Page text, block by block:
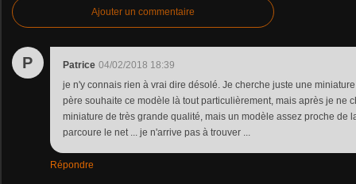
Ajouter un commentaire
P Patrice 04/02/2018 18:39
je n'y connais rien à vrai dire désolé. Je cherche juste une
père souhaite ce modèle là tout particulièrement, mais après je ne
miniature de très grande qualité, mais un modèle assez proche de
parcoure le net ... je n'arrive pas à trouver ...
Répondre